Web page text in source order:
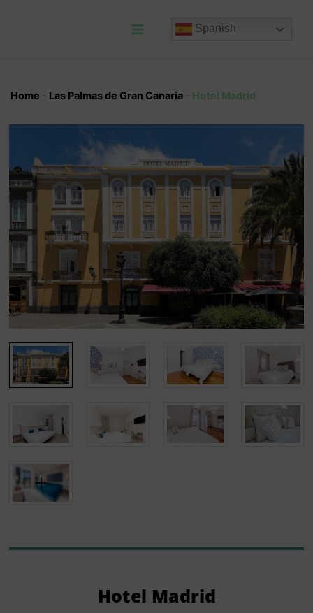
Spanish
Home - Las Palmas de Gran Canaria- Hotel Madrid
Hotel Madrid